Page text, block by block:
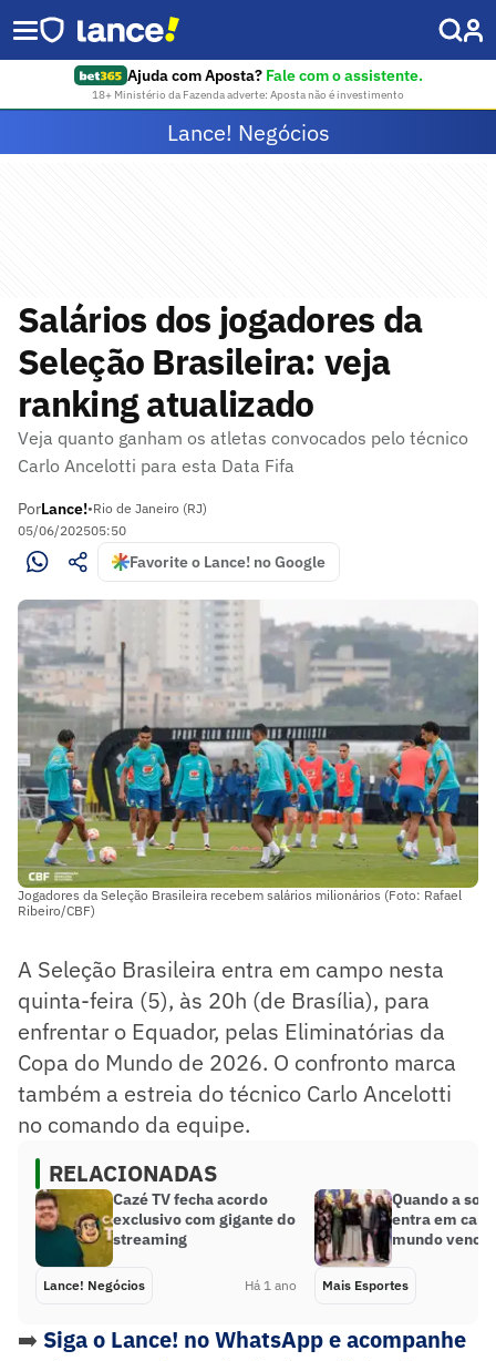
Ajuda com Aposta? Fale com o assistente.
18+ Ministério da Fazenda adverte: Aposta não é investimento
Lance! Negócios
Salários dos jogadores da
Seleção Brasileira: veja
ranking atualizado
Veja quanto ganham os atletas convocados pelo técnico
Carlo Ancelotti para esta Data Fifa
PorLance!•Rio de Janeiro (RJ)
05/06/202505:50
Favorite o Lance! no Google
Jogadores da Seleção Brasileira recebem salários milionários (Foto: Rafael
Ribeiro/CBF)
A Seleção Brasileira entra em campo nesta
quinta-feira (5), às 20h (de Brasília), para
enfrentar o Equador, pelas Eliminatórias da
Copa do Mundo de 2026. O confronto marca
também a estreia do técnico Carlo Ancelotti
no comando da equipe.
RELACIONADAS
Cazé TV fecha acordo
exclusivo com gigante do
streaming
Lance! Negócios Há 1 ano
Quando a
entra em
mundo vence
Mais Esportes
➡️ Siga o Lance! no WhatsApp e acompanhe